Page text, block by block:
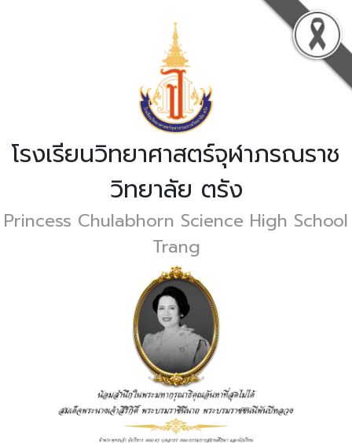
โรงเรียนวิทยาศาสตร์จุฬาภรณราช
วิทยาลัย ตรัง
Princess Chulabhorn Science High School
Trang